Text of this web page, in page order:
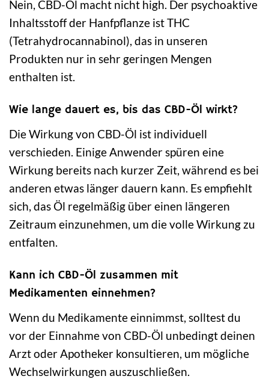
Nein, CBD-Öl macht nicht high. Der psychoaktive
Inhaltsstoff der Hanfpflanze ist THC
(Tetrahydrocannabinol), das in unseren
Produkten nur in sehr geringen Mengen
enthalten ist.
Wie lange dauert es, bis das CBD-Öl wirkt?
Die Wirkung von CBD-Öl ist individuell
verschieden. Einige Anwender spüren eine
Wirkung bereits nach kurzer Zeit, während es bei
anderen etwas länger dauern kann. Es empfiehlt
sich, das Öl regelmäßig über einen längeren
Zeitraum einzunehmen, um die volle Wirkung zu
entfalten.
Kann ich CBD-Öl zusammen mit
Medikamenten einnehmen?
Wenn du Medikamente einnimmst, solltest du
vor der Einnahme von CBD-Öl unbedingt deinen
Arzt oder Apotheker konsultieren, um mögliche
Wechselwirkungen auszuschließen.